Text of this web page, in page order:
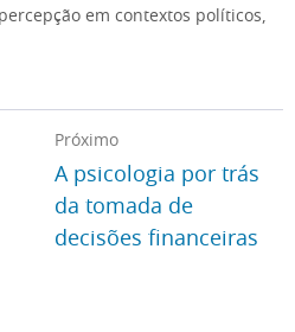
em contextos políticos,
Próximo
A psicologia por trás
da tomada de
decisões financeiras